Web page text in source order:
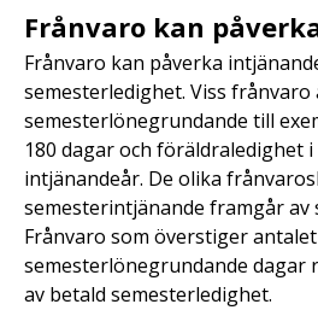
Frånvaro kan
Frånvaro kan påverka
semesterledighet. Viss frånvaro
semesterlönegrundande till
180 dagar och föräldraledighet
intjänandeår. De olika
semesterintjänande framgår av
Frånvaro som överstiger antalet
semesterlönegrundande dagar
av betald semesterledighet.